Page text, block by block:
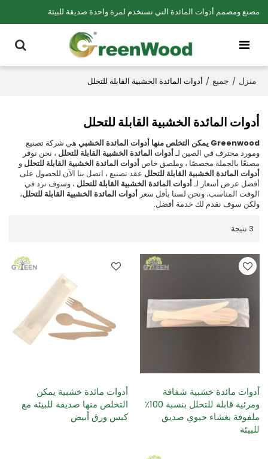
مصنع ومصمم أدوات المائدة التي تستخدم لمرة واحدة صديقة للبيئة
منزل / جميع / أدوات المائدة الخشبية القابلة للتحلل
أدوات المائدة الخشبية القابلة للتحلل
Greenwood يمكن التخلص منها أدوات المائدة الخشبي
هي شركة تصنيع
ومورد محترف في الصين لـأدوات المائدة الخشبية القابلة للتحلل ، نحن نوفر
مصنعًا بالجملة مخصصًا ، وملصق خاصأدوات المائدة الخشبية القابلة للتحلل و
أدوات المائدة الخشبية القابلة للتحلل عقد تصنيع ، اتصل بنا الآن للحصول على
أفضل عرض أسعار لـأدوات المائدة الخشبية القابلة للتحلل ، وسوف نرد في
الوقت المناسب، ونحن لسنا بأقل سعرأدوات المائدة الخشبية القابلة للتحلل،
ولكن سوف نقدم لك خدمة أفضل.
3 نتيجة
أدوات مائدة خشبية شفافة
ومرئية قابلة للتحلل بنسبة 100٪
ملفوفة بغشاء حيوي صديق
للبيئة
أدوات مائدة خشبية يمكن
التخلص منها صديقة للبيئة مع
كيس ورق أبيض